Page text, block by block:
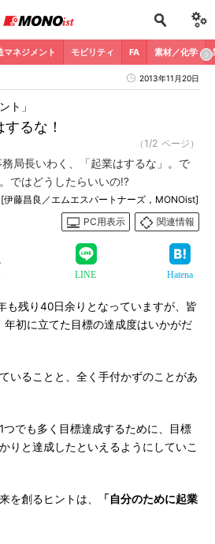
マネジメント モビリティ FA 素材／化学
2013年11月20日
るな！
ト」
（1/2 ページ）
局長いわく、「起業はするな」。で
ではどうしたらいいの!?
[伊藤昌良／エムエスパートナーズ，MONOist]
PC用表示
関連情報
LINE Hatena
も残り40日余りとなっていますが、皆
年初に立てた目標の達成度はいかがだ
いることと、全く手付かずのことがあ
でも多く目標達成するために、目標
りと達成したといえるようにしていこ
を創るヒントは、
「自分のために起業